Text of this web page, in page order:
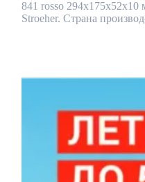
Roccia
841
841 rosso 294х175х52х10
Stroeher. Страна